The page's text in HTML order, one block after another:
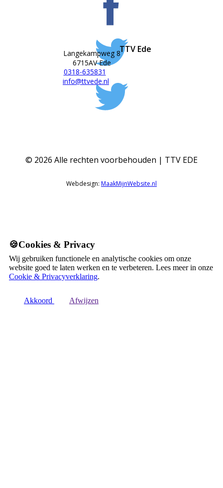
TTV Ede
Langekampweg 8
6715AV Ede
0318-635831
info@ttvede.nl
© 2026 Alle rechten voorbehouden | TTV EDE
Webdesign: MaakMijnWebsite.nl
🍪Cookies & Privacy
Wij gebruiken functionele en analytische cookies om onze
website goed te laten werken en te verbeteren. Lees meer in onze
Cookie & Privacyverklaring.
Akkoord Afwijzen